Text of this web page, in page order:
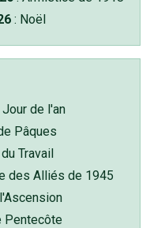
: Noël
Jour de l'an
Pâques
Travail
des Alliés de 1945
Pentecôte